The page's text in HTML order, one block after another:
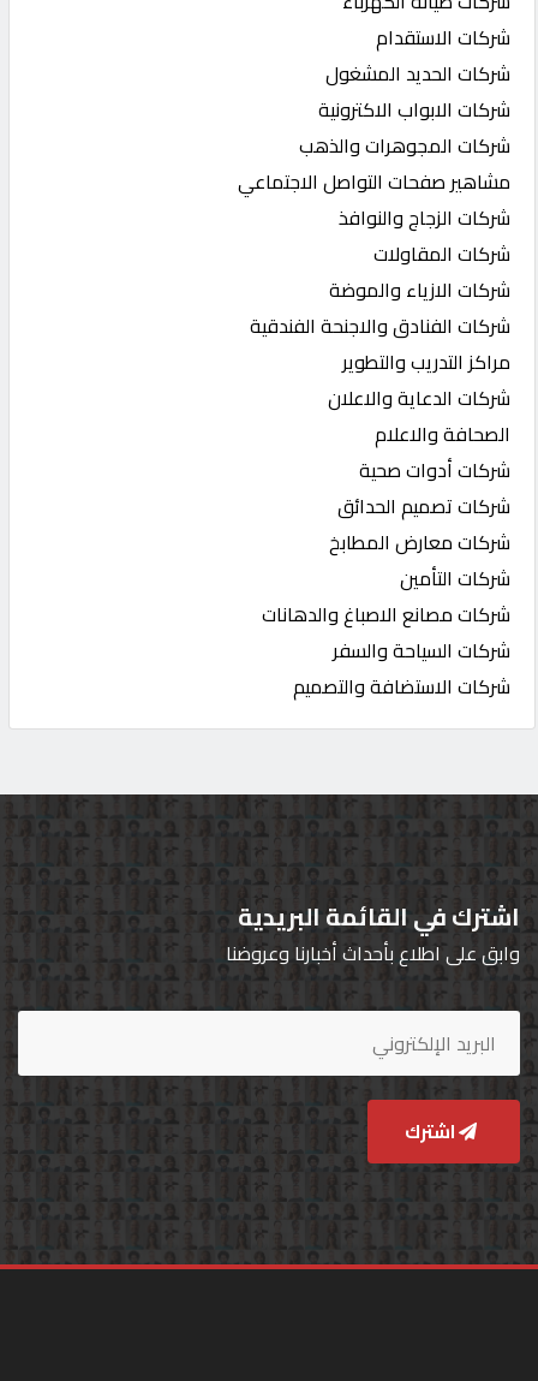
شركات الاستقدام
شركات الحديد المشغول
شركات الابواب الاكترونية
شركات المجوهرات والذهب
مشاهير صفحات التواصل الاجتماعي
شركات الزجاج والنوافذ
شركات المقاولات
شركات الازياء والموضة
شركات الفنادق والاجنحة الفندقية
مراكز التدريب والتطوير
شركات الدعاية والاعلان
الصحافة والاعلام
شركات أدوات صحية
شركات تصميم الحدائق
شركات معارض المطابخ
شركات التأمين
شركات مصانع الاصباغ والدهانات
شركات السياحة والسفر
شركات الاستضافة والتصميم
اشترك في القائمة البريدية
وابق على اطلاع بأحداث أخبارنا وعروضنا
اشترك